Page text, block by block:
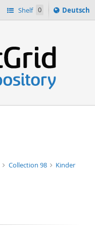
Shelf 0
Sprache
ï¿½ndern
Deutsch
Collection 98
Kinder